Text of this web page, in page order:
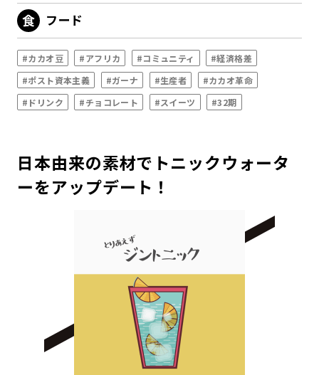
フード
#カカオ豆 #アフリカ #コミュニティ
#経済格差
#ポスト資本主義
#ガーナ #生産者
#カカオ革命
#ドリンク
#チョコレート #スイーツ #32期
日本由来の素材でトニックウォータ
ーをアップデート！